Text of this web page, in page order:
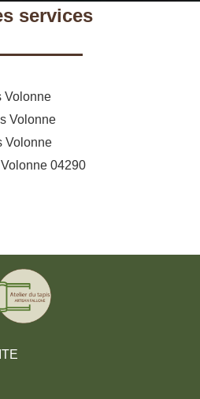
services
Volonne
Volonne
Volonne
04290